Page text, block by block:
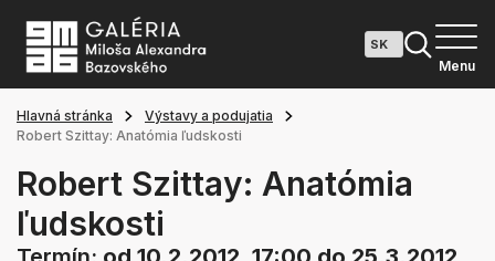
Menu
Hlavná stránka
Výstavy a podujatia
Robert Szittay: Anatómia ľudskosti
Robert Szittay: Anatómia
ľudskosti